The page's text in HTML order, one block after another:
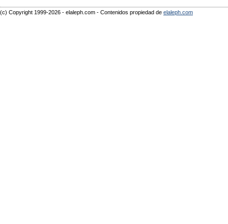
(c) Copyright 1999-2026 - elaleph.com - Contenidos propiedad de elaleph.com